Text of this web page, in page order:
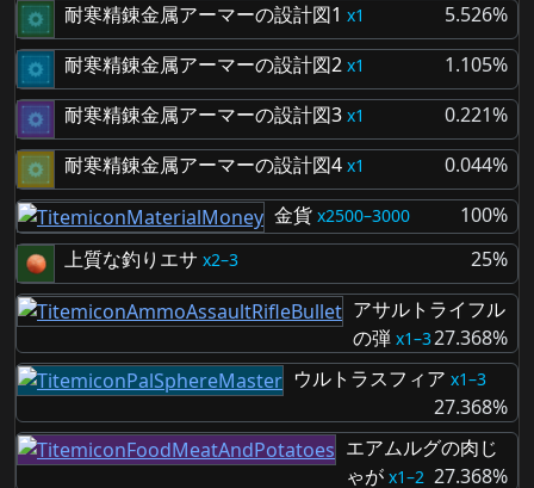
耐寒精錬金属アーマーの設計図1
1
5.526%
耐寒精錬金属アーマーの設計図2
1
1.105%
耐寒精錬金属アーマーの設計図3
1
0.221%
耐寒精錬金属アーマーの設計図4
1
0.044%
金貨 2500–3000
100%
上質な釣りエサ
2–3
25%
アサルトライフル
の弾
1–327.368%
ウルトラスフィア
1–3
27.368%
エアムルグの肉じ
ゃが
1–2 27.368%